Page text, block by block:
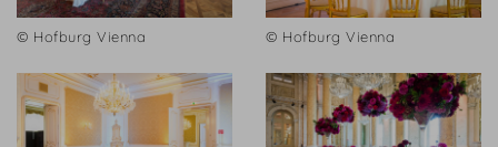
© Hofburg Vienna © Hofburg Vienna